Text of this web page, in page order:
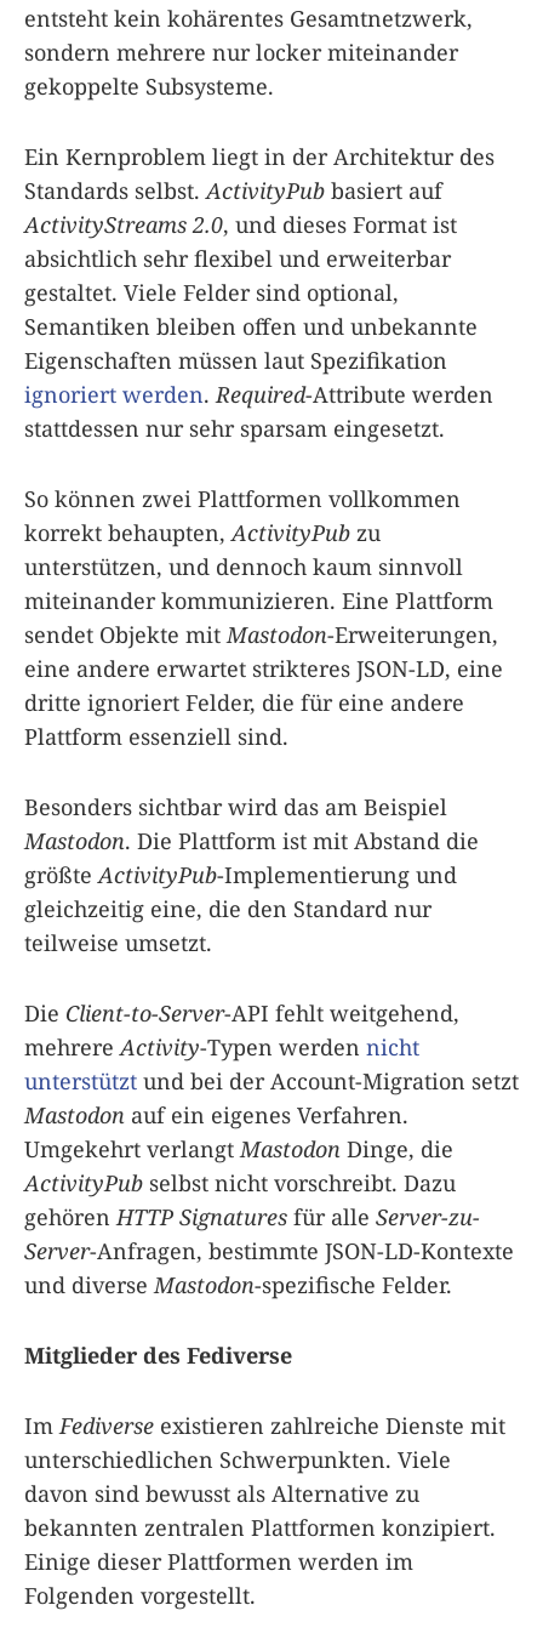
entsteht kein kohärentes Gesamt­netzwerk,
sondern mehrere nur locker miteinander
gekoppelte Subsysteme.
Ein Kernproblem liegt in der Architektur des
Standards selbst. ActivityPub basiert auf
ActivityStreams 2.0, und dieses Format ist
absichtlich sehr flexibel und erweiterbar
gestaltet. Viele Felder sind optional,
Semantiken bleiben offen und unbekannte
Eigenschaften müssen laut Spezifikation
ignoriert werden. Required-Attribute werden
stattdessen nur sehr sparsam eingesetzt.
So können zwei Plattformen vollkommen
korrekt behaupten, ActivityPub zu
unterstützen, und dennoch kaum sinnvoll
miteinander kommunizieren. Eine Plattform
sendet Objekte mit Mastodon-Erweiterungen,
eine andere erwartet strikteres JSON-LD, eine
dritte ignoriert Felder, die für eine andere
Plattform essenziell sind.
Besonders sichtbar wird das am Beispiel
Mastodon. Die Plattform ist mit Abstand die
größte ActivityPub-Implementierung und
gleichzeitig eine, die den Standard nur
teilweise umsetzt.
Die Client-to-Server-API fehlt weitgehend,
mehrere Activity-Typen werden nicht
unterstützt und bei der Account-Migration setzt
Mastodon auf ein eigenes Verfahren.
Umgekehrt verlangt Mastodon Dinge, die
ActivityPub selbst nicht vorschreibt. Dazu
gehören HTTP Signatures für alle Server-zu-
Server-Anfragen, bestimmte JSON-LD-Kontexte
und diverse Mastodon-spezifische Felder.
Mitglieder des Fediverse
Im Fediverse existieren zahlreiche Dienste mit
unterschiedlichen Schwerpunkten. Viele
davon sind bewusst als Alternative zu
bekannten zentralen Plattformen konzipiert.
Einige dieser Plattformen werden im
Folgenden vorgestellt.